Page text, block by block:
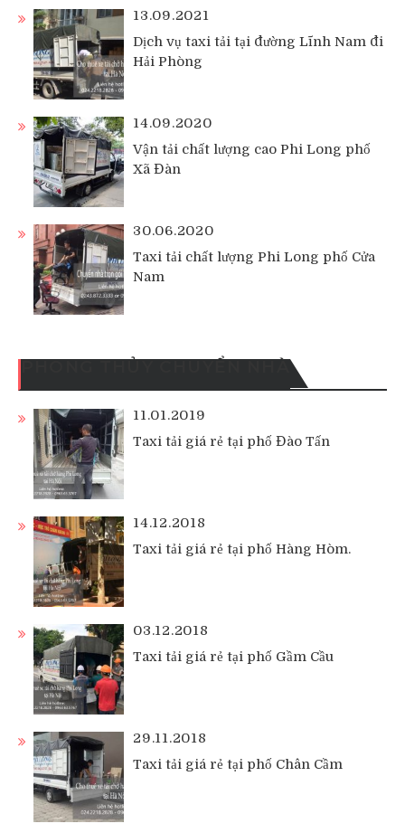
13.09.2021
Dịch vụ taxi tải tại đường Lĩnh Nam đi
Hải Phòng
14.09.2020
Vận tải chất lượng cao Phi Long phố
Xã Đàn
30.06.2020
Taxi tải chất lượng Phi Long phố Cửa
Nam
11.01.2019
Taxi tải giá rẻ tại phố Đào Tấn
14.12.2018
Taxi tải giá rẻ tại phố Hàng Hòm.
03.12.2018
Taxi tải giá rẻ tại phố Gầm Cầu
29.11.2018
Taxi tải giá rẻ tại phố Chân Cầm